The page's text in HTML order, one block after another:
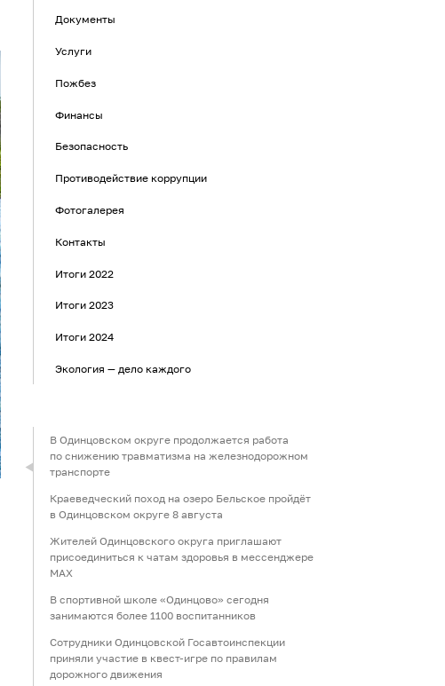
Документы
Услуги
Пожбез
Финансы
Безопасность
Противодействие коррупции
Фотогалерея
Контакты
Итоги 2022
Итоги 2023
Итоги 2024
Экология — дело каждого
В Одинцовском округе продолжается работа
по снижению травматизма на железнодорожном
транспорте
Краеведческий поход на озеро Бельское пройдёт
в Одинцовском округе 8 августа
Жителей Одинцовского округа приглашают
присоединиться к чатам здоровья в мессенджере
МАХ
В спортивной школе «Одинцово» сегодня
занимаются более 1100 воспитанников
Сотрудники Одинцовской Госавтоинспекции
приняли участие в квест-игре по правилам
дорожного движения